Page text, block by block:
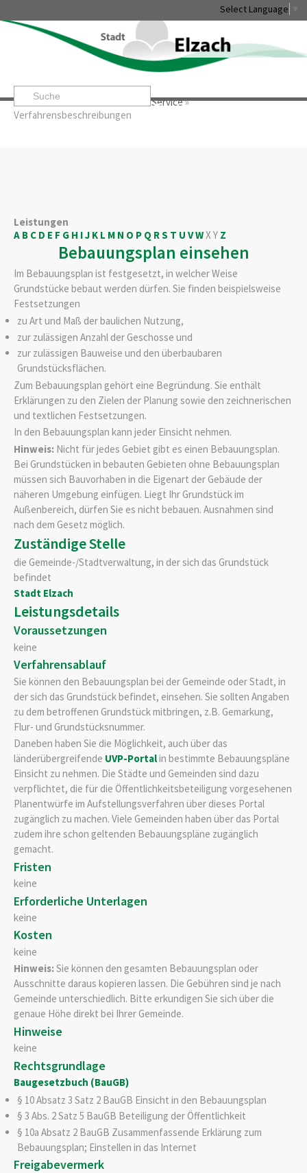
Select Language
Startseite» »Service»
Verfahrensbeschreibungen
Leben & Erleben Rathaus & Service
Leistungen
A B C D E F G H IJ K L M N O P Q RS T U VWXY Z
Bebauungsplan einsehen
Im Bebauungsplan ist festgesetzt, in welcher Weise
Grundstücke bebaut werden dürfen. Sie finden beispielsweise
Festsetzungen
zu Art und Maß der baulichen Nutzung,
zur zulässigen Anzahl der Geschosse und
zur zulässigen Bauweise und den überbaubaren
Grundstücksflächen.
Zum Bebauungsplan gehört eine Begründung. Sie enthält
Erklärungen zu den Zielen der Planung sowie den zeichnerischen
und textlichen Festsetzungen.
In den Bebauungsplan kann jeder Einsicht nehmen.
Hinweis: Nicht für jedes Gebiet gibt es einen Bebauungsplan.
Bei Grundstücken in bebauten Gebieten ohne Bebauungsplan
müssen sich Bauvorhaben in die Eigenart der Gebäude der
näheren Umgebung einfügen. Liegt Ihr Grundstück im
Außenbereich, dürfen Sie es nicht bebauen. Ausnahmen sind
nach dem Gesetz möglich.
Zuständige Stelle
die Gemeinde-/Stadtverwaltung, in der sich das Grundstück
befindet
Stadt Elzach
Leistungsdetails
Voraussetzungen
keine
Verfahrensablauf
Sie können den Bebauungsplan bei der Gemeinde oder Stadt, in
der sich das Grundstück befindet, einsehen. Sie sollten Angaben
zu dem betroffenen Grundstück mitbringen, z.B. Gemarkung,
Flur- und Grundstücksnummer.
Daneben haben Sie die Möglichkeit, auch über das
länderübergreifende UVP-Portalin bestimmte Bebauungspläne
Einsicht zu nehmen. Die Städte und Gemeinden sind dazu
verpflichtet, die für die Öffentlichkeitsbeteiligung vorgesehenen
Planentwürfe im Aufstellungsverfahren über dieses Portal
zugänglich zu machen. Viele Gemeinden haben über das Portal
zudem ihre schon geltenden Bebauungspläne zugänglich
gemacht.
Fristen
keine
Erforderliche Unterlagen
keine
Kosten
keine
Hinweis: Sie können den gesamten Bebauungsplan oder
Ausschnitte daraus kopieren lassen. Die Gebühren sind je nach
Gemeinde unterschiedlich. Bitte erkundigen Sie sich über die
genaue Höhe direkt bei Ihrer Gemeinde.
Hinweise
keine
Rechtsgrundlage
Baugesetzbuch (BauGB)
§ 10 Absatz 3 Satz 2 BauGB Einsicht in den Bebauungsplan
§ 3 Abs. 2 Satz 5 BauGB Beteiligung der Öffentlichkeit
§ 10a Absatz 2 BauGB Zusammenfassende Erklärung zum
Bebauungsplan; Einstellen in das Internet
Freigabevermerk